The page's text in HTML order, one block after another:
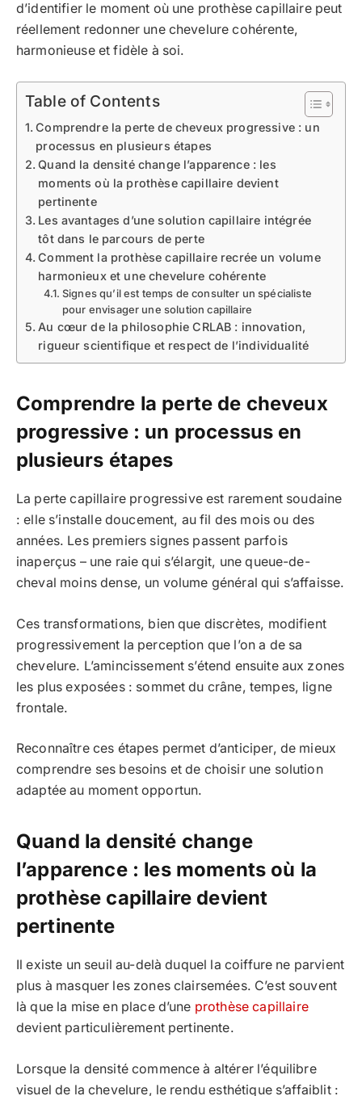
d’identifier le moment où une prothèse capillaire peut
réellement redonner une chevelure cohérente,
harmonieuse et fidèle à soi.
Table of Contents
Comprendre la perte de cheveux progressive : un
processus en plusieurs étapes
Quand la densité change l’apparence : les
moments où la prothèse capillaire devient
pertinente
Les avantages d’une solution capillaire intégrée
tôt dans le parcours de perte
Comment la prothèse capillaire recrée un volume
harmonieux et une chevelure cohérente
Signes qu’il est temps de consulter un spécialiste
pour envisager une solution capillaire
Au cœur de la philosophie CRLAB : innovation,
rigueur scientifique et respect de l’individualité
Comprendre la perte de cheveux
progressive : un processus en
plusieurs étapes
La perte capillaire progressive est rarement soudaine
: elle s’installe doucement, au fil des mois ou des
années. Les premiers signes passent parfois
inaperçus – une raie qui s’élargit, une queue-de-
cheval moins dense, un volume général qui s’affaisse.
Ces transformations, bien que discrètes, modifient
progressivement la perception que l’on a de sa
chevelure. L’amincissement s’étend ensuite aux zones
les plus exposées : sommet du crâne, tempes, ligne
frontale.
Reconnaître ces étapes permet d’anticiper, de mieux
comprendre ses besoins et de choisir une solution
adaptée au moment opportun.
Quand la densité change
l’apparence : les moments où la
prothèse capillaire devient
pertinente
Il existe un seuil au-delà duquel la coiffure ne parvient
plus à masquer les zones clairsemées. C’est souvent
là que la mise en place d’une prothèse capillaire
devient particulièrement pertinente.
Lorsque la densité commence à altérer l’équilibre
visuel de la chevelure, le rendu esthétique s’affaiblit :